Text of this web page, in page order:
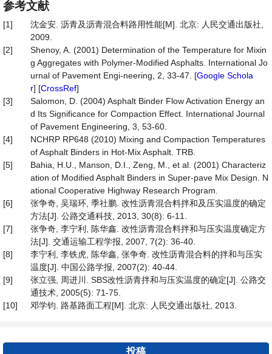
参考文献
[1]
沈金安. 沥青及沥青混合料路用性能[M]. 北京: 人民交通出版社,
2009.
[2]
Shenoy, A. (2001) Determination of the Temperature for Mixin
g Aggregates with Polymer-Modified Asphalts. International Jo
urnal of Pavement Engi-neering, 2, 33-47. [Google Schola
r] [CrossRef]
[3]
Salomon, D. (2004) Asphalt Binder Flow Activation Energy an
d Its Significance for Compaction Effect. International Journal
of Pavement Engineering, 3, 53-60.
[4]
NCHRP RP648 (2010) Mixing and Compaction Temperatures
of Asphalt Binders in Hot-Mix Asphalt. TRB.
[5]
Bahia, H.U., Manson, D.I., Zeng, M., et al. (2001) Characteriz
ation of Modified Asphalt Binders in Super-pave Mix Design. N
ational Cooperative Highway Research Program.
[6]
张争奇, 吴瑞环, 季社鹏. 改性沥青混合料拌和及压实温度的确定
方法[J]. 公路交通科技, 2013, 30(8): 6-11.
[7]
张争奇, 李宁利, 陈华鑫. 改性沥青混合料拌和与压实温度确定方
法[J]. 交通运输工程学报, 2007, 7(2): 36-40.
[8]
李宁利, 李铁虎, 陈华鑫, 张争奇. 改性沥青混合料的拌和与压实
温度[J]. 中国公路学报, 2007(2): 40-44.
[9]
张立强, 周进川. SBS改性沥青拌和与压实温度的确定[J]. 公路交
通技术, 2005(5): 71-75.
[10]
邓学钧. 路基路面工程[M]. 北京: 人民交通出版社, 2013.
投稿